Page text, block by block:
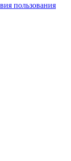
пользования